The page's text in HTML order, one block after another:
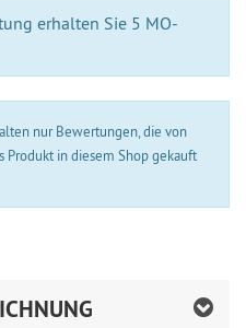
erhalten Sie 5 MO-
nur Bewertungen, die von
Produkt in diesem Shop gekauft